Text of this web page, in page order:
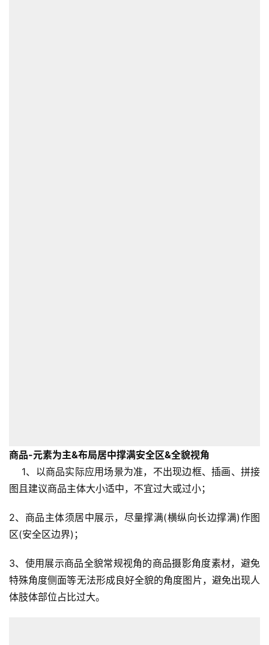
商品-元素为主&布局居中撑满安全区&全貌视角
1、以商品实际应用场景为准，不出现边框、插画、拼接
图且建议商品主体大小适中，不宜过大或过小；
2、商品主体须居中展示，尽量撑满(横纵向长边撑满)作图
区(安全区边界)；
3、使用展示商品全貌常规视角的商品摄影角度素材，避免
特殊角度侧面等无法形成良好全貌的角度图片，避免出现人
体肢体部位占比过大。